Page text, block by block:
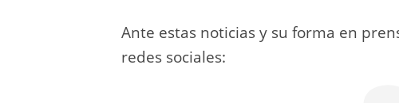
Ante estas noticias y su forma en
redes sociales: